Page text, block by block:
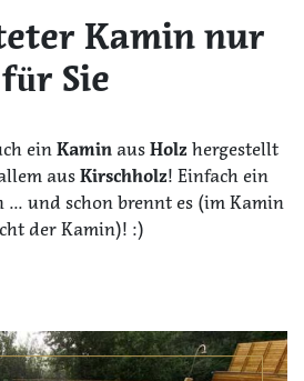
Kamin nur
für Sie
einKamin aus Holz hergestellt
aus Kirschholz! Einfach ein
... und schon brennt es (im Kamin
der Kamin)! :)